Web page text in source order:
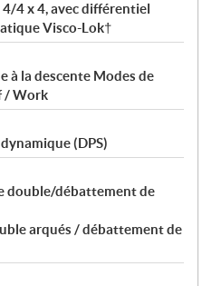
4 x 4, avec différentiel
Visco-Lok†
à la descente Modes de
/ Work
(DPS)
double/débattement de
arqués / débattement de